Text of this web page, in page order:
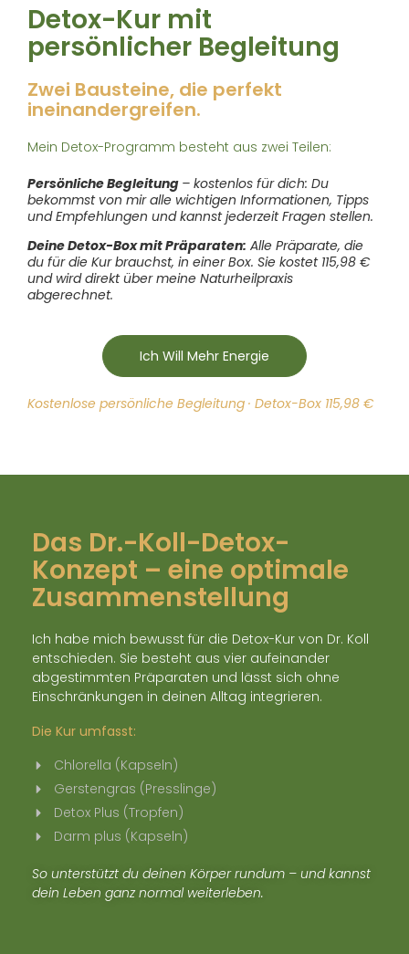
Detox-Kur mit
persönlicher Begleitung
Zwei Bausteine, die perfekt
ineinandergreifen.
Mein Detox-Programm besteht aus zwei Teilen:
Persönliche Begleitung – kostenlos für dich: Du
bekommst von mir alle wichtigen Informationen, Tipps
und Empfehlungen und kannst jederzeit Fragen stellen.
Deine Detox-Box mit Präparaten: Alle Präparate, die
du für die Kur brauchst, in einer Box. Sie kostet 115,98 €
und wird direkt über meine Naturheilpraxis
abgerechnet.
Ich Will Mehr Energie
Kostenlose persönliche Begleitung · Detox-Box 115,98 €
Das Dr.-Koll-Detox-
Konzept – eine optimale
Zusammenstellung
Ich habe mich bewusst für die Detox-Kur von Dr. Koll
entschieden. Sie besteht aus vier aufeinander
abgestimmten Präparaten und lässt sich ohne
Einschränkungen in deinen Alltag integrieren.
Die Kur umfasst:
Chlorella (Kapseln)
Gerstengras (Presslinge)
Detox Plus (Tropfen)
Darm plus (Kapseln)
So unterstützt du deinen Körper rundum – und kannst
dein Leben ganz normal weiterleben.